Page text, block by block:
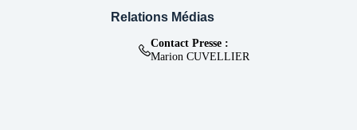
Relations Médias
Contact Presse :
Marion CUVELLIER